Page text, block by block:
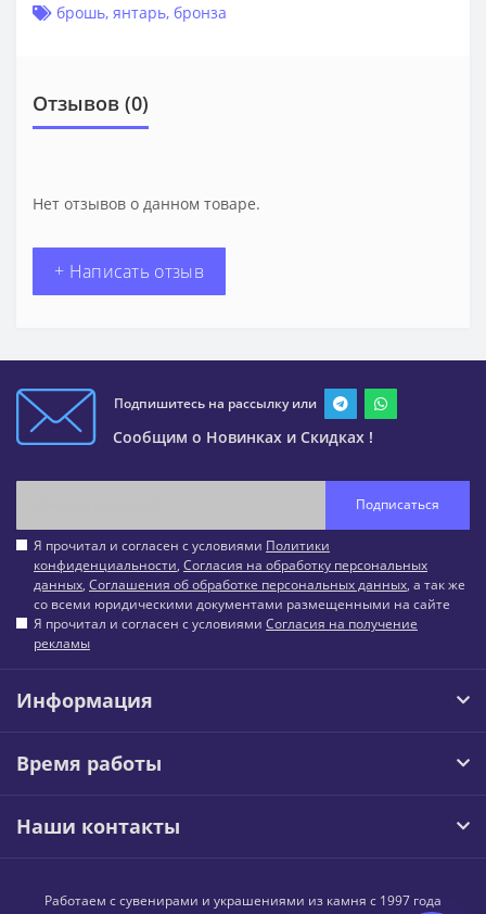
брошь, янтарь, бронза
Отзывов (0)
Нет отзывов о данном товаре.
+ Написать отзыв
Подпишитесь на рассылку или
Сообщим о Новинках и Скидках !
Подписаться
Я прочитал и согласен с условиями Политики
конфиденциальности, Согласия на обработку персональных
данных, Соглашения об обработке персональных данных, а так же
со всеми юридическими документами размещенными на сайте
Я прочитал и согласен с условиями Согласия на получение
рекламы
Информация
Время работы
Наши контакты
Работаем с сувенирами и украшениями из камня с 1997 года